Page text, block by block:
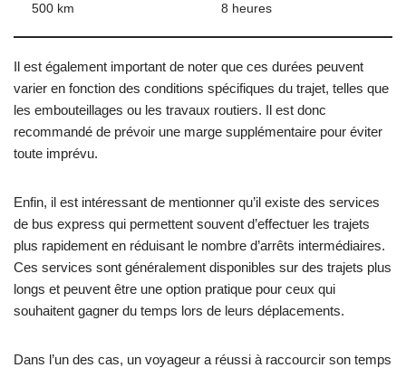
500 km 8 heures
Il est également important de noter que ces durées peuvent
varier en fonction des conditions spécifiques du trajet, telles que
les embouteillages ou les travaux routiers. Il est donc
recommandé de prévoir une marge supplémentaire pour éviter
toute imprévu.
Enfin, il est intéressant de mentionner qu’il existe des services
de bus express qui permettent souvent d’effectuer les trajets
plus rapidement en réduisant le nombre d’arrêts intermédiaires.
Ces services sont généralement disponibles sur des trajets plus
longs et peuvent être une option pratique pour ceux qui
souhaitent gagner du temps lors de leurs déplacements.
Dans l’un des cas, un voyageur a réussi à raccourcir son temps